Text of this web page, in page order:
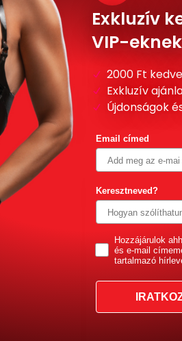
Exkluzív
VIP-
2000 Ft
Exkluzív
Újdonságok
Email címed
Keresztneved?
GDPRHozzájárulok
és e-mail
tartalmazó